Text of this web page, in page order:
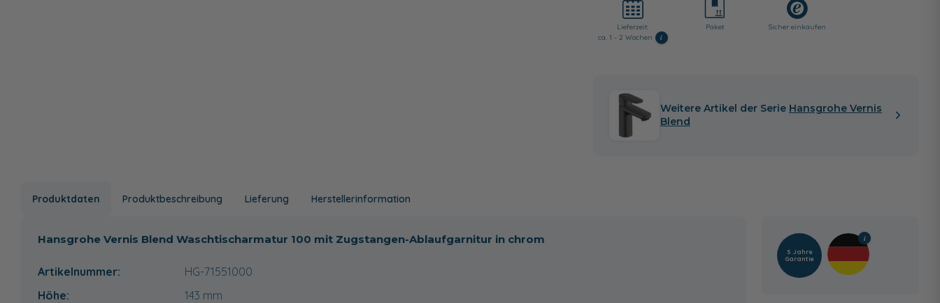
Lieferzeit:
ca. 1 - 2 Wochen
i
Paket Sicher einkaufen
Weitere Artikel der Serie Hansgrohe Vernis
Blend
Produktdaten Produktbeschreibung Lieferung Herstellerinformation
Hansgrohe Vernis Blend Waschtischarmatur 100 mit Zugstangen-Ablaufgarnitur in chrom
Artikelnummer:
HG-71551000
Höhe:
143 mm
5 Jahre
Garantie